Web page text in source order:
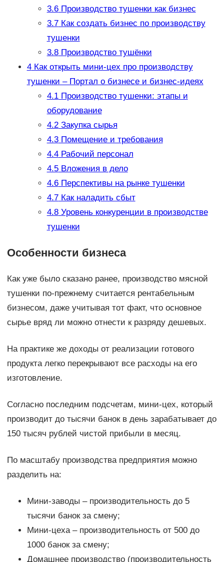
3.6Производство тушенки как бизнес
3.7Как создать бизнес по производству
тушенки
3.8Производство тушёнки
4Как открыть мини-цех про производству
тушенки – Портал о бизнесе и бизнес-идеях
4.1Производство тушенки: этапы и
оборудование
4.2Закупка сырья
4.3Помещение и требования
4.4Рабочий персонал
4.5Вложения в дело
4.6Перспективы на рынке тушенки
4.7Как наладить сбыт
4.8Уровень конкуренции в производстве
тушенки
Особенности бизнеса
Как уже было сказано ранее, производство мясной
тушенки по-прежнему считается рентабельным
бизнесом, даже учитывая тот факт, что основное
сырье вряд ли можно отнести к разряду дешевых.
На практике же доходы от реализации готового
продукта легко перекрывают все расходы на его
изготовление.
Согласно последним подсчетам, мини-цех, который
производит до тысячи банок в день зарабатывает до
150 тысяч рублей чистой прибыли в месяц.
По масштабу производства предприятия можно
разделить на:
Мини-заводы – производительность до 5
тысячи банок за смену;
Мини-цеха – производительность от 500 до
1000 банок за смену;
Домашнее производство (производительность